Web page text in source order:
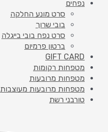
נפחים
סרט מונע החלקה
בובי שרוך
סרט נפח בובי בייגלה
ברטון פרמיום
GIFT CARD
מטפחות רקומות
מטפחות מרובעות
מטפחות מרובעות מעוצבות
טורבני רשת